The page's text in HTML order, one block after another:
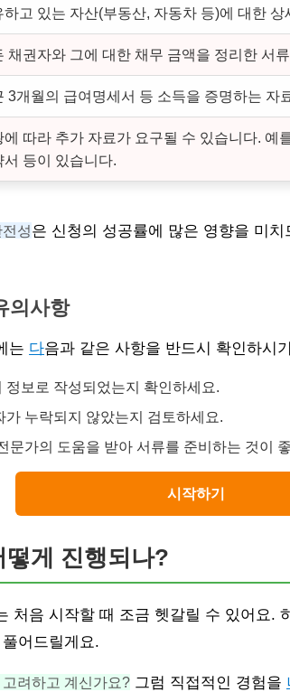
하고 있는 자산(부동산, 자동차 등)에 대한 상
채권자와 그에 대한 채무 금액을 정리한 서
3개월의 급여명세서 등 소득을 증명하는 자
에 따라 추가 자료가 요구될 수 있습니다. 예
서 등이 있습니다.
성은 신청의 성공률에 많은 영향을 미
의사항
는 다음과 같은 사항을 반드시 확인하시
정보로 작성되었는지 확인하세요.
가 누락되지 않았는지 검토하세요.
문가의 도움을 받아 서류를 준비하는 것이
시작하기
떻게 진행되나?
처음 시작할 때 조금 헷갈릴 수 있어요.
어드릴게요.
려하고 계신가요? 그럼 직접적인 경험을